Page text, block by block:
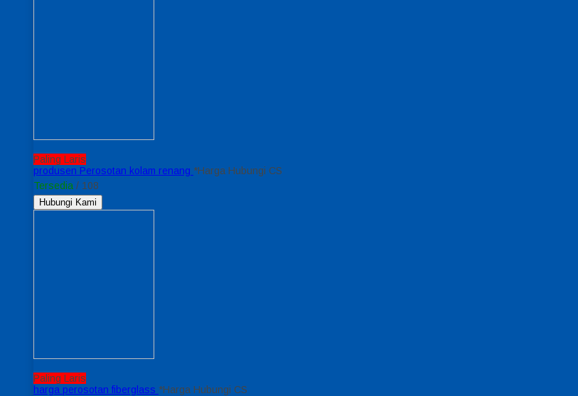
Paling Laris
produsen Perosotan kolam renang *Harga Hubungi CS
Tersedia / 108
Hubungi Kami
Paling Laris
harga perosotan fiberglass *Harga Hubungi CS